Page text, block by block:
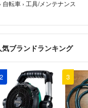
› 自転車 › 工具/メンテナンス
ブランドランキング
2 3